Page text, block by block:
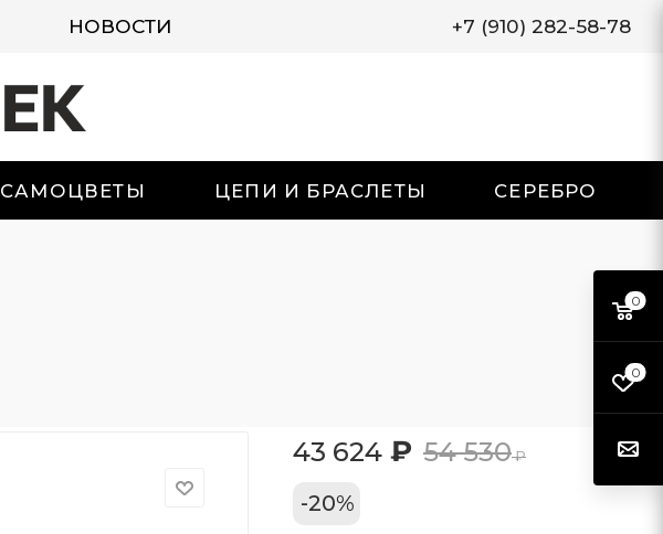
НОВОСТИ +7 (910) 282-58-78
САМОЦВЕТЫ ЦЕПИ И БРАСЛЕТЫ СЕРЕБРО
43 624 ₽ 54 530₽
-20%
0
0